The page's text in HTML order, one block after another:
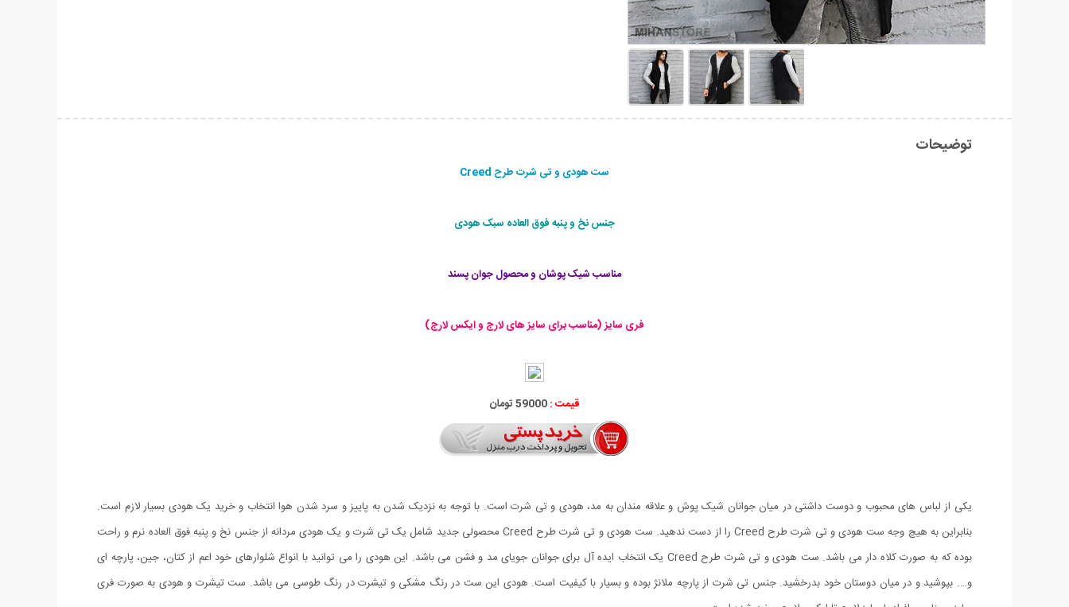
توضیحات
ست هودی و تی شرت طرح Creed
جنس نخ و پنبه فوق العاده سبک هودی
مناسب شیک پوشان و محصول جوان پسند
فری سایز (مناسب برای سایز های لارج و ایکس لارج)
قیمت :59000 تومان
یکی از لباس های محبوب و دوست داشتی در میان جوانان شیک پوش و علاقه مندان به مد، هودی و تی شرت است. با توجه به نزدیک شدن به پاییز و سرد شدن هوا انتخاب و خرید یک هودی بسیار لازم است.
بنابراین به هیچ وجه ست هودی و تی شرت طرح Creed را از دست ندهید. ست هودی و تی شرت طرح Creed محصولی جدید شامل یک تی شرت و یک هودی مردانه از جنس نخ و پنبه فوق العاده نرم و راحت
بوده که به صورت کلاه دار می باشد. ست هودی و تی شرت طرح Creed یک انتخاب ایده آل برای جوانان جویای مد و فشن می باشد. این هودی را می توانید با انواع شلوارهای خود اعم از کتان، جین، پارچه ای
و…. بپوشید و در میان دوستان خود بدرخشید. جنس تی شرت از پارچه ملانژ بوده و بسیار با کیفیت است. هودی این ست در رنگ مشکی و تیشرت در رنگ طوسی می باشد. ست تیشرت و هودی به صورت فری